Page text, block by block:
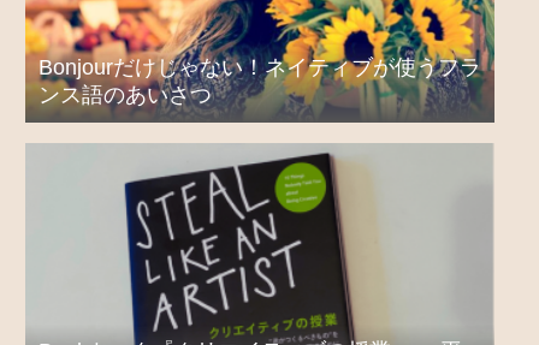
Bonjourだけじゃない！ネイティブが使うフラ
ンス語のあいさつ